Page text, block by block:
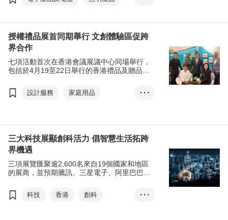
初創
香港國際創科展
香港春季電子產品展
香港國際春季燈飾展
孫東
張淑芬
國際創科營商周
授權禮品展首同期舉行 文創體驗區促跨
界合作
七項活動首次在香港會議展議中心同場舉行，
包括於4月19至22日舉行的香港禮品及贈品
展、香港時裝節、香港國際印刷及包裝展，以
及於4月19至21日舉行的香港國際授權展及亞
設計服務
家庭用品
時尚生活
授權
張淑芬
創意
香港時尚家品展
香港時裝節
• • •
三大科技展顯創科活力 倡智慧生活拓跨
界機遇
三項展覽匯聚逾2,600名來自19個國家和地區
的展商，並預期騰訊、三星電子、阿里巴巴等
後國際貿易進一步復常，展現創新科技行業的
無限活力。
科技 香港
創科
• • •